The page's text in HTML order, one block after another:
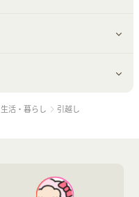
生活・暮らし 引越し